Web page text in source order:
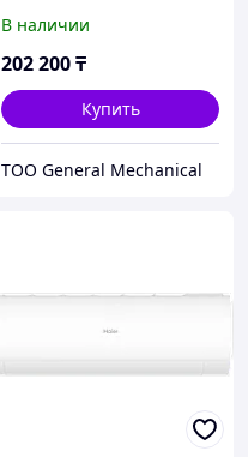
On-Off HAIER
В наличии
202 200₸
Купить
ТОО General Mechanical